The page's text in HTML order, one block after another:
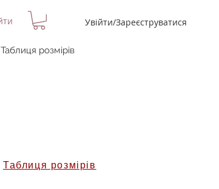
Увійти/Зареєструватися
Таблиця розмірів
Таблиця розмірів